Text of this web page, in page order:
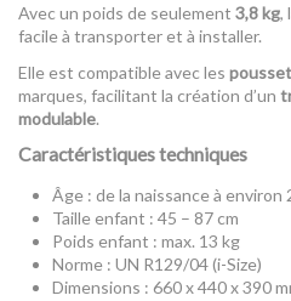
Avec un poids de seulement 3,8 kg,
facile à transporter et à installer.
Elle est compatible avec les
marques, facilitant la création d’un
modulable.
Caractéristiques techniques
Âge : de la naissance à environ
Taille enfant : 45 – 87 cm
Poids enfant : max. 13 kg
Norme : UN R129/04 (i-Size)
Dimensions : 660 x 440 x 390